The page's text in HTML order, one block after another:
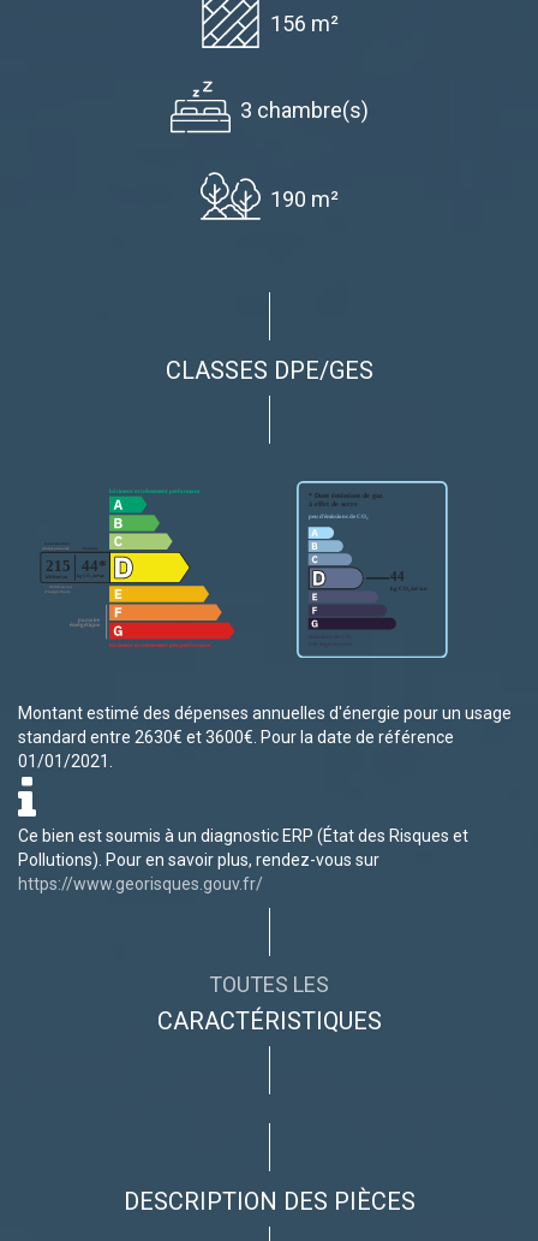
156 m²
3 chambre(s)
190 m²
CLASSES DPE/GES
Montant estimé des dépenses annuelles d'énergie pour un usage
standard entre 2630€ et 3600€. Pour la date de référence
01/01/2021.
Ce bien est soumis à un diagnostic ERP (État des Risques et
Pollutions). Pour en savoir plus, rendez-vous sur
https://www.georisques.gouv.fr/
TOUTES LES
CARACTÉRISTIQUES
DESCRIPTION DES PIÈCES